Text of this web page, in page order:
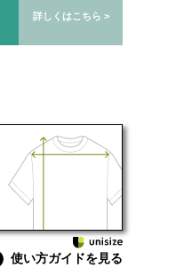
詳しくはこちら >
使い方ガイドを見る